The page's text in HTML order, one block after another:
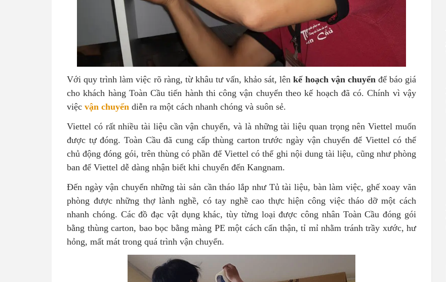
Với quy trình làm việc rõ ràng, từ khâu tư vấn, khảo sát, lênkế hoạch vận chuyển để báo giá
cho khách hàng Toàn Cầu tiến hành thi công vận chuyển theo kế hoạch đã có. Chính vì vậy
việc vận chuyển diễn ra một cách nhanh chóng và suôn sẻ.
Viettel có rất nhiều tài liệu cần vận chuyển, và là những tài liệu quan trọng nên Viettel muốn
được tự đóng. Toàn Cầu đã cung cấp thùng carton trước ngày vận chuyển để Viettel có thể
chủ động đóng gói, trên thùng có phần để Viettel có thể ghi nội dung tài liệu, cũng như phòng
ban để Viettel dễ dàng nhận biết khi chuyển đến Kangnam.
Đến ngày vận chuyển những tài sản cần tháo lắp như Tủ tài liệu, bàn làm việc, ghế xoay văn
phòng được những thợ lành nghề, có tay nghề cao thực hiện công việc tháo dỡ một cách
nhanh chóng. Các đồ đạc vật dụng khác, tùy từng loại được công nhân Toàn Cầu đóng gói
bằng thùng carton, bao bọc bằng màng PE một cách cẩn thận, tỉ mỉ nhằm tránh trầy xước, hư
hỏng, mất mát trong quá trình vận chuyển.